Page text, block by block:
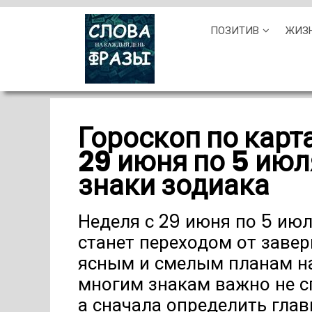
ПОЗИТИВ
Гороскоп по
29 июня по 5
знаки зодиака
Неделя с 29 июня по 5
станет переходом от
ясным и смелым планам
многим знакам важно не
а сначала определить